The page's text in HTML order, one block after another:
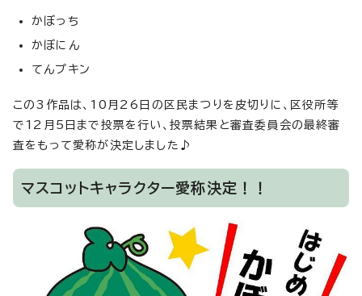
かぼっち
かぼにん
てんプキン
この3作品は、10月26日の区民まつりを皮切りに、区役所等
で12月5日まで投票を行い、投票結果と審査委員会の最終審
査をもって愛称が決定しました♪
マスコットキャラクター愛称決定！！